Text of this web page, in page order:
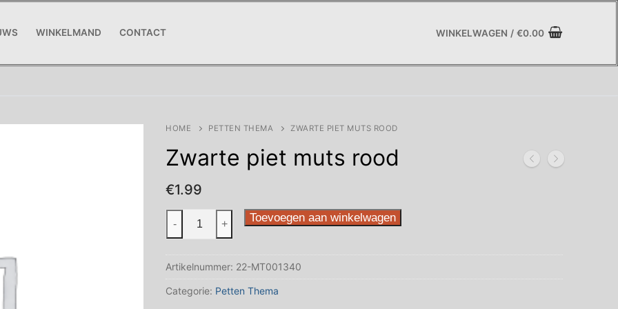
WINKELMAND CONTACT WINKELWAGEN / €0.00
HOME PETTEN THEMA ZWARTE PIET MUTS ROOD
Zwarte piet muts rood
€1.99
Zwarte
rood
aantal
- + Toevoegen aan winkelwagen
Artikelnummer: 22-MT001340
Categorie: Petten Thema